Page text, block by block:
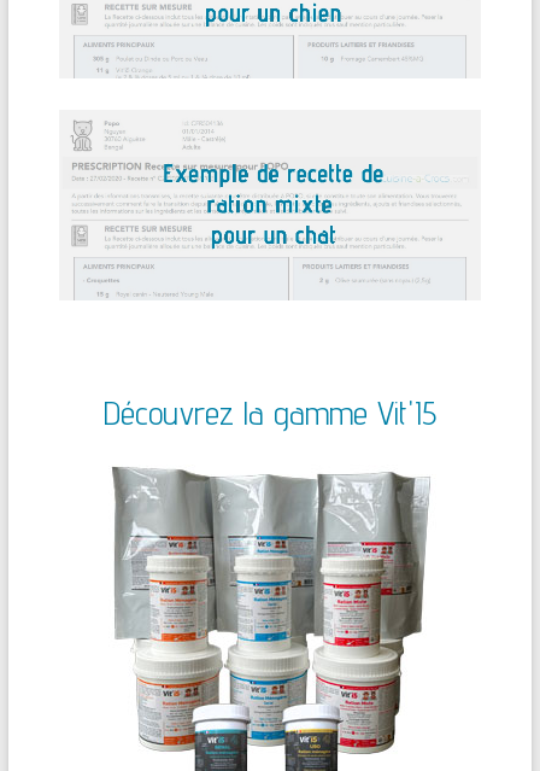
Découvrez la gamme Vit'I5